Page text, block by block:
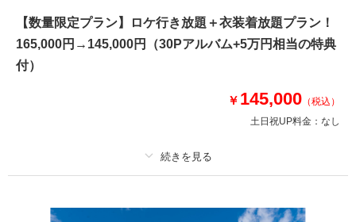
・ロケ出張費無料！（平均4ヶ所での撮影）
・更に選べる特典も付いてくる！
追加料金一切なしのとってもお得なプランになっています！
【数量限定プラン】ロケ行き放題＋衣装着放題プラン！
165,000円→145,000円（30Pアルバム+5万円相当の特典
付）
￥ 145,000 （税込）
土日祝UP料金： なし
撮影料 新郎衣装3着